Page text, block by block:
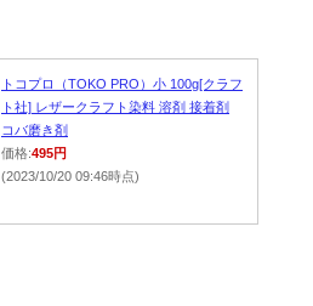
トコプロ（TOKO PRO）小 100g[クラフ
ト社] レザークラフト染料 溶剤 接着剤
コバ磨き剤
価格:495円
(2023/10/20 09:46時点)